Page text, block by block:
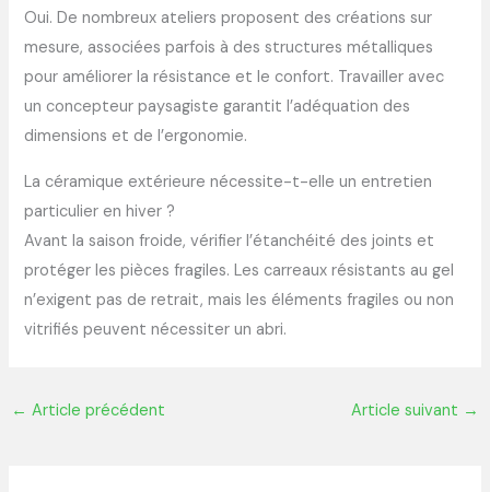
Oui. De nombreux ateliers proposent des créations sur
mesure, associées parfois à des structures métalliques
pour améliorer la résistance et le confort. Travailler avec
un concepteur paysagiste garantit l’adéquation des
dimensions et de l’ergonomie.
La céramique extérieure nécessite-t-elle un entretien
particulier en hiver ?
Avant la saison froide, vérifier l’étanchéité des joints et
protéger les pièces fragiles. Les carreaux résistants au gel
n’exigent pas de retrait, mais les éléments fragiles ou non
vitrifiés peuvent nécessiter un abri.
← Article précédent Article suivant →